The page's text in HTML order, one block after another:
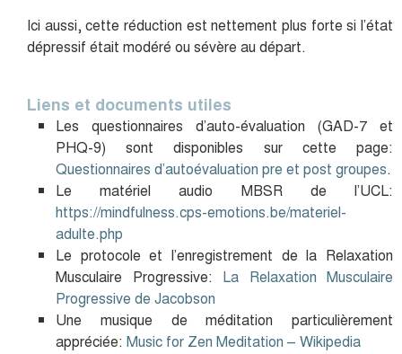
Ici aussi, cette réduction est nettement plus forte si l’état
dépressif était modéré ou sévère au départ.
Liens et documents utiles
Les questionnaires d’auto-évaluation (GAD-7 et
PHQ-9) sont disponibles sur cette page:
Questionnaires d’autoévaluation pre et post groupes.
Le matériel audio MBSR de l’UCL:
https://mindfulness.cps-emotions.be/materiel-
adulte.php
Le protocole et l’enregistrement de la Relaxation
Musculaire Progressive: La Relaxation Musculaire
Progressive de Jacobson
Une musique de méditation particulièrement
appréciée: Music for Zen Meditation – Wikipedia